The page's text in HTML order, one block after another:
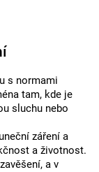
s normami
tam, kde je
sluchu nebo
záření a
a životnost.
a v